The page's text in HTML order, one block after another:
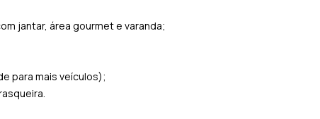
jantar, área gourmet e varanda;
para mais veículos);